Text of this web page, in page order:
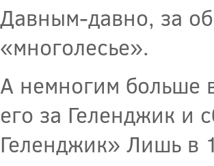
Давным-давно, за
«многолесье».
А немногим больше
его за Геленджик и
Геленджик» Лишь в